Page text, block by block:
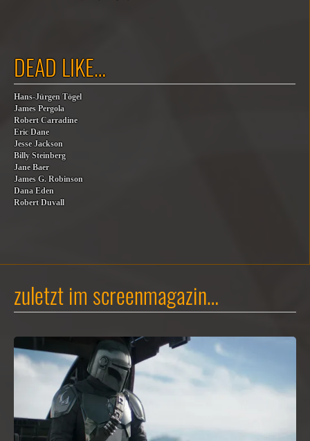
DEAD LIKE…
Hans-Jürgen Tögel
James Pergola
Robert Carradine
Eric Dane
Jesse Jackson
Billy Steinberg
Jane Baer
James G. Robinson
Dana Eden
Robert Duvall
zuletzt im screenmagazin…